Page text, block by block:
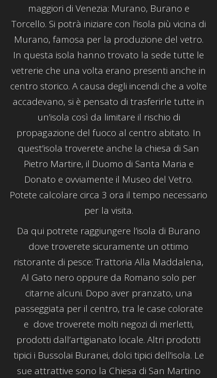
maggiori di Venezia: Murano, Burano e
Torcello. Si potrà iniziare con l’isola più vicina di
Murano, famosa per la produzione del vetro.
In questa isola hanno trovato la sede tutte le
vetrerie che una volta erano presenti anche in
centro storico. A causa degli incendi che a volte
accadevano, si è pensato di trasferirle tutte in
un’isola così da limitare il rischio di
propagazione del fuoco al centro abitato. In
quest’isola troverete anche la chiesa di San
Pietro Martire, il Duomo di Santa Maria e
Donato e ovviamente il Museo del Vetro.
Potete calcolare circa 3 ora il tempo necessario
per la visita.
Da qui potrete raggiungere l’isola di Burano
dove troverete sicuramente un ottimo
ristorante di pesce: Trattoria Alla Maddalena,
Al Gato nero oppure da Romano solo per
citarne alcuni. Dopo aver pranzato, una
passeggiata per il centro, tra le case colorate
e dove troverete molti negozi di merletti,
prodotti dall’artigianato locale. Altri prodotti
tipici i Bussolai Buranei, dolci tipici dell’isola. Le
sue attrattive sono la Chiesa di San Martino